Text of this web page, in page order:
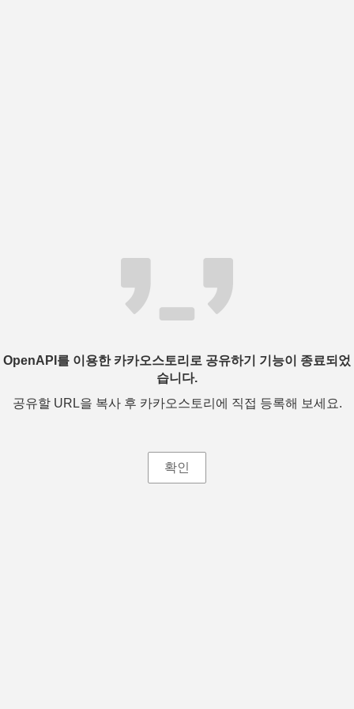
OpenAPI를 이용한 카카오스토리로 공유하기 기능이 종료되었
습니다.
공유할 URL을 복사 후 카카오스토리에 직접 등록해 보세요.
확인